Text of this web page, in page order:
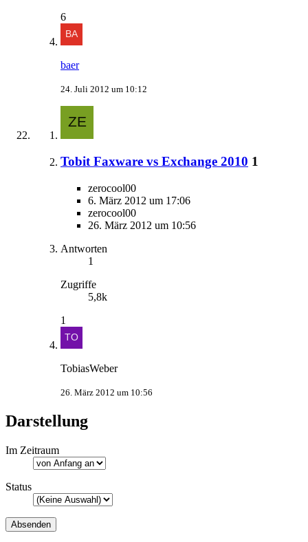
6
baer
24. Juli 2012 um 10:12
Tobit Faxware vs Exchange 2010 1
zerocool00
6. März 2012 um 17:06
zerocool00
26. März 2012 um 10:56
Antworten
1
Zugriffe
5,8k
1
TobiasWeber
26. März 2012 um 10:56
Darstellung
Im Zeitraum
Status